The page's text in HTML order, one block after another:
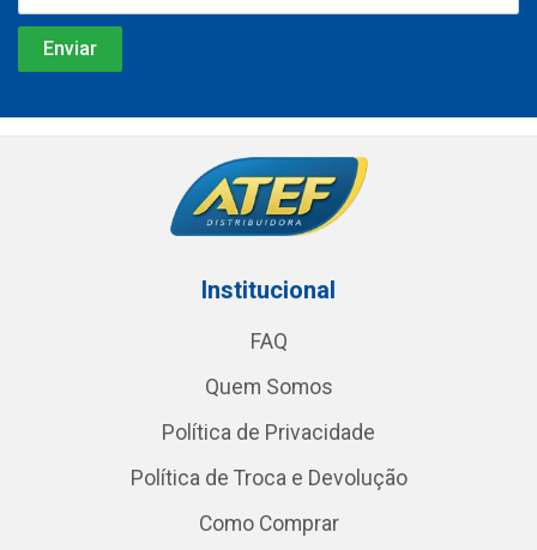
Institucional
FAQ
Quem Somos
Política de Privacidade
Política de Troca e Devolução
Como Comprar